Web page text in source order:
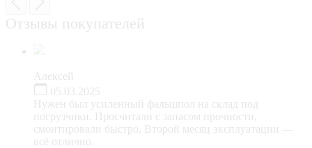
Отзывы покупателей
Алексей
05.03.2025
Нужен был усиленный фальшпол на склад под
погрузчики. Просчитали с запасом прочности,
смонтировали быстро. Второй месяц эксплуатации —
всё отлично.